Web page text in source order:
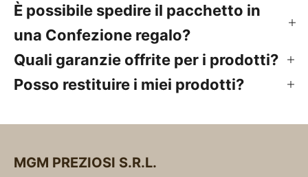
È possibile spedire il pacchetto in
una Confezione regalo?
Quali garanzie offrite per i prodotti?
Posso restituire i miei prodotti?
MGM PREZIOSI S.R.L.